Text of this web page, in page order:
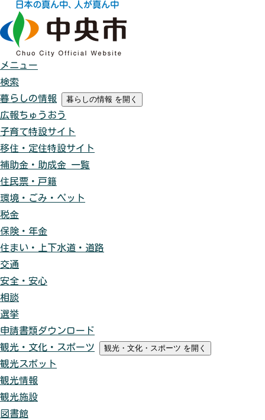
メニュー
検索
暮らしの情報
暮らしの情報 を開く
広報ちゅうおう
子育て特設サイト
移住・定住特設サイト
補助金・助成金 一覧
住民票・戸籍
環境・ごみ・ペット
税金
保険・年金
住まい・上下水道・道路
交通
安全・安心
相談
選挙
申請書類ダウンロード
観光・文化・スポーツ
観光・文化・スポーツ を開く
観光スポット
観光情報
観光施設
図書館